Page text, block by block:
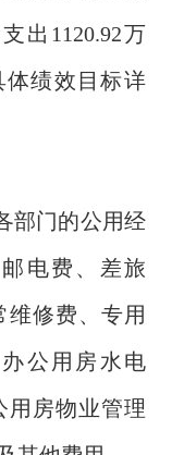
出 1120.92万
体绩效目标详
部门的公用经
电费、差旅
维修费、专用
公用房水电
用房物业管理